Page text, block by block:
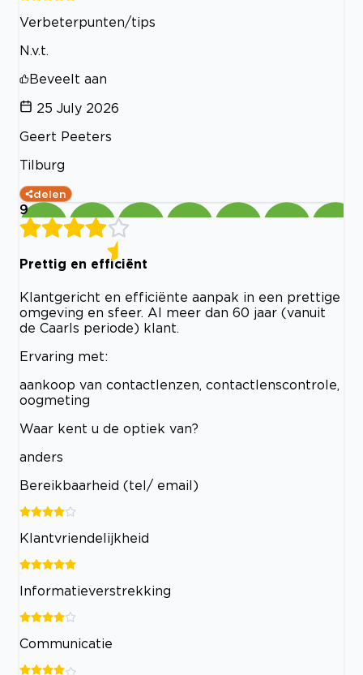
Verbeterpunten/tips
N.v.t.
Beveelt aan
25 July 2026
Geert Peeters
Tilburg
delen
9
Prettig en efficiënt
Klantgericht en efficiënte aanpak in een prettige
omgeving en sfeer. Al meer dan 60 jaar (vanuit
de Caarls periode) klant.
Ervaring met:
aankoop van contactlenzen, contactlenscontrole,
oogmeting
Waar kent u de optiek van?
anders
Bereikbaarheid (tel/ email)
Klantvriendelijkheid
Informatieverstrekking
Communicatie